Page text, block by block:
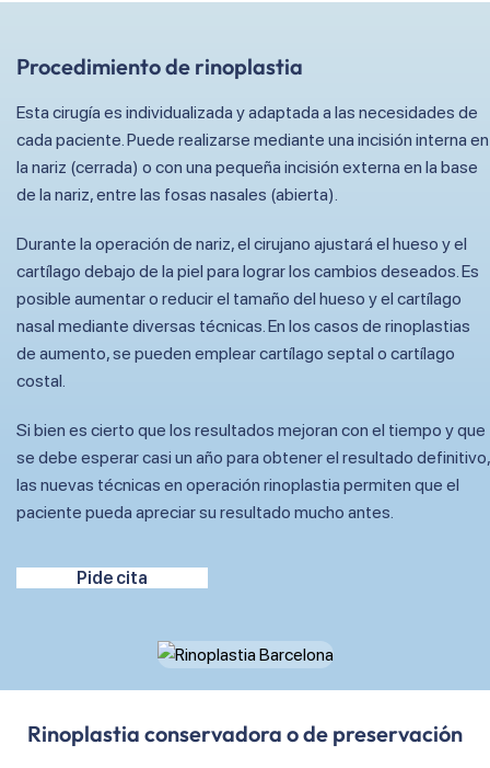
Procedimiento de rinoplastia
Esta cirugía es individualizada y adaptada a las necesidades de
cada paciente. Puede realizarse mediante una incisión interna en
la nariz (cerrada) o con una pequeña incisión externa en la base
de la nariz, entre las fosas nasales (abierta).
Durante la operación de nariz, el cirujano ajustará el hueso y el
cartílago debajo de la piel para lograr los cambios deseados. Es
posible aumentar o reducir el tamaño del hueso y el cartílago
nasal mediante diversas técnicas. En los casos de rinoplastias
de aumento, se pueden emplear cartílago septal o cartílago
costal.
Si bien es cierto que los resultados mejoran con el tiempo y que
se debe esperar casi un año para obtener el resultado definitivo,
las nuevas técnicas en operación rinoplastia permiten que el
paciente pueda apreciar su resultado mucho antes.
Pide cita
Rinoplastia conservadora o de preservación